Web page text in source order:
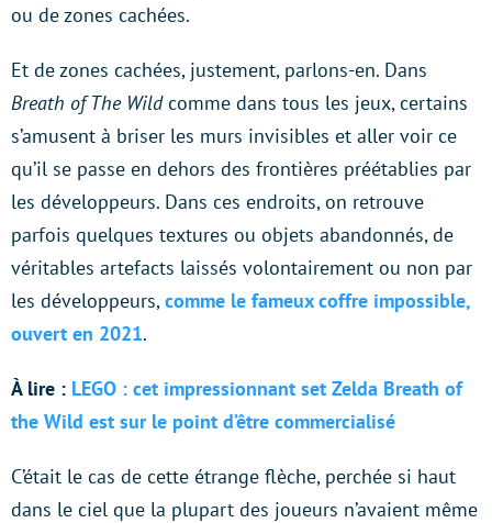
ou de zones cachées.
Et de zones cachées, justement, parlons-en. Dans
Breath of The Wildcomme dans tous les jeux, certains
s’amusent à briser les murs invisibles et aller voir ce
qu’il se passe en dehors des frontières préétablies par
les développeurs. Dans ces endroits, on retrouve
parfois quelques textures ou objets abandonnés, de
véritables artefacts laissés volontairement ou non par
les développeurs,comme le fameux coffre impossible,
ouvert en 2021.
À lire : LEGO : cet impressionnant set Zelda Breath of
the Wild est sur le point d’être commercialisé
C’était le cas de cette étrange flèche, perchée si haut
dans le ciel que la plupart des joueurs n’avaient même